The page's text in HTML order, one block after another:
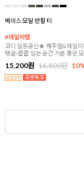
베이스 모달 반팔 티
#데일리템
코디 일등공신★ 캐주얼&데일
탱글/쫀쫀 입는 순간 기분 좋은
15,200원 16,800원